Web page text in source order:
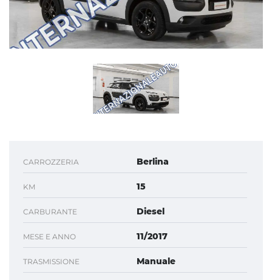
CARROZZERIA Berlina
KM 15
CARBURANTE Diesel
MESE E ANNO 11/2017
TRASMISSIONE Manuale